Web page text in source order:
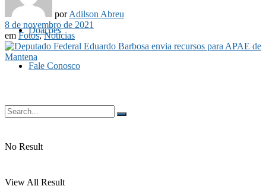
Doações
Fale Conosco
No Result
View All Result
por Adilson Abreu
8 de novembro de 2021
em Fotos,Notícias